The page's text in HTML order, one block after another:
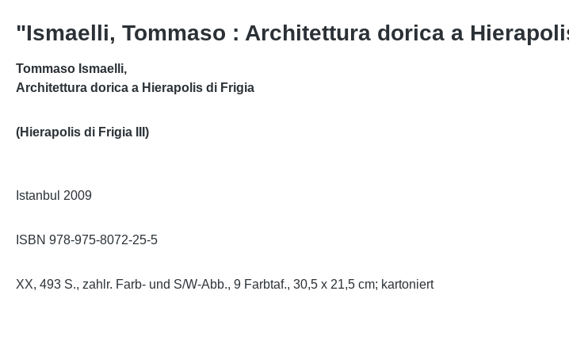
"Ismaelli, Tommaso : Architettura dorica a
Tommaso Ismaelli,
Architettura dorica a Hierapolis di Frigia
(Hierapolis di Frigia III)
Istanbul 2009
ISBN 978-975-8072-25-5
XX, 493 S., zahlr. Farb- und S/W-Abb., 9 Farbtaf., 30,5 x 21,5 cm; kartoniert